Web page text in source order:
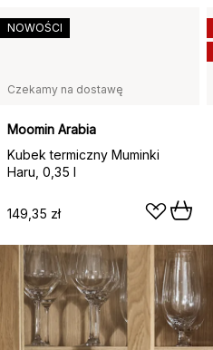
Czekamy na dostawę
Moomin Arabia
Kubek termiczny Muminki
Haru, 0,35 l
149,35 zł
NOWOŚCI